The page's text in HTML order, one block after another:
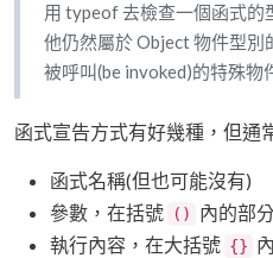
用 typeof 去檢查一個函式
他仍然屬於 Object 物件型別
被呼叫(be invoked)的特殊物
函式宣告方式有好幾種，但通
函式名稱(但也可能沒有)
參數，在括號
()
內的部
執行內容，在大括號 {}